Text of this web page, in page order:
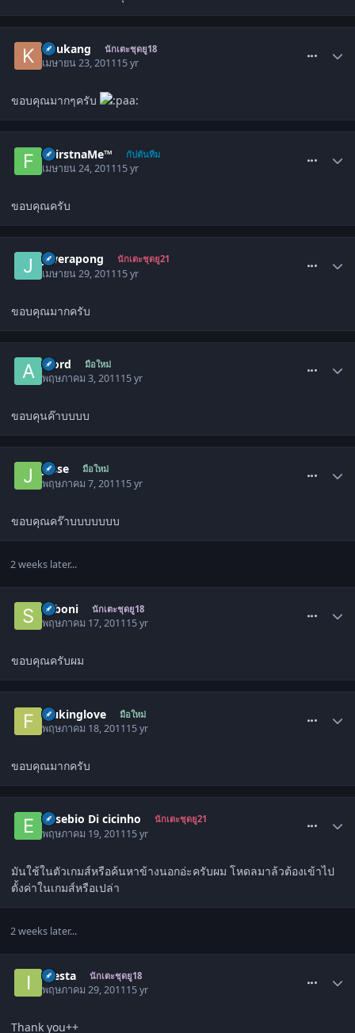
kuukang นักเตะชุดยู18
เมษายน 23, 201115 yr
ขอบคุณมากๆครับ
๏FirstnaMe™ กัปตันทีม
เมษายน 24, 201115 yr
ขอบคุณครับ
j.werapong นักเตะชุดยู21
เมษายน 29, 201115 yr
ขอบคุณมากครับ
aford มือใหม่
พฤษภาคม 3, 201115 yr
ขอบคุนค๊าบบบบ
jesse มือใหม่
พฤษภาคม 7, 201115 yr
ขอบคุณคร๊าบบบบบบบ
2 weeks later...
seboni นักเตะชุดยู18
พฤษภาคม 17, 201115 yr
ขอบคุณครับผม
fcukinglove มือใหม่
พฤษภาคม 18, 201115 yr
ขอบคุณมากครับ
Eusebio Di cicinho นักเตะชุดยู21
พฤษภาคม 19, 201115 yr
มันใช้ในตัวเกมส์หรือค้นหาข้างนอกอ่ะครับผม โหดลมาล้วต้องเข้าไป
ตั้งค่าในเกมส์หรือเปล่า
2 weeks later...
Inesta นักเตะชุดยู18
พฤษภาคม 29, 201115 yr
Thank you++